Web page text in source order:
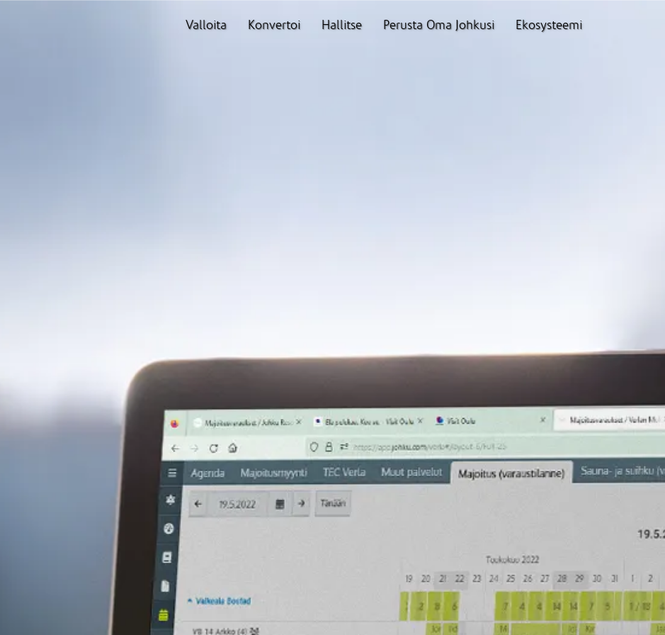
Valloita Konvertoi Hallitse Perusta Oma Johkusi Ekosysteemi